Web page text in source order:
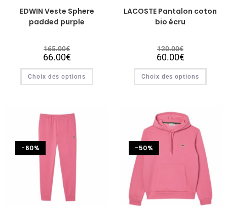
EDWIN Veste Sphere
padded purple
165.00€
66.00€
Choix des options
LACOSTE Pantalon coton
bio écru
120.00€
60.00€
Choix des options
-60% -50%